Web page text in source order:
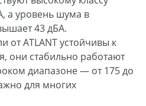
а уровень шума в
43 дБА.
от ATLANT устойчивы к
они стабильно работают
диапазоне — от 175 до
для многих